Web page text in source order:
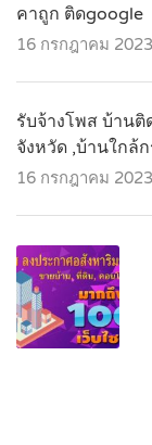
คาถูก ติดgoogle
16 กรกฎาคม 2023
รับจ้างโพส บ้านติ
จังหวัด ,บ้านใกล้
16 กรกฎาคม 2023